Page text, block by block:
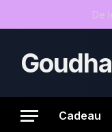
De
Cadeau